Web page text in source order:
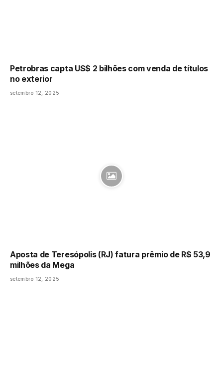
Petrobras capta US$ 2 bilhões com venda de títulos
no exterior
setembro 12, 2025
Aposta de Teresópolis (RJ) fatura prêmio de R$ 53,9
milhões da Mega
setembro 12, 2025